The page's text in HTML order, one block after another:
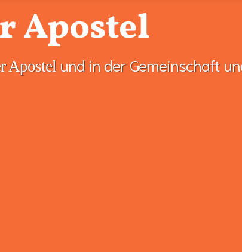
Apostel
Apostel und in der Gemeinschaft